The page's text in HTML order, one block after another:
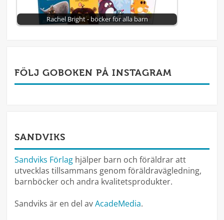
Rachel Bright - böcker för alla barn
FÖLJ GOBOKEN PÅ INSTAGRAM
SANDVIKS
Sandviks Förlag hjälper barn och föräldrar att
utvecklas tillsammans genom föräldravägledning,
barnböcker och andra kvalitetsprodukter.
Sandviks är en del avAcadeMedia.